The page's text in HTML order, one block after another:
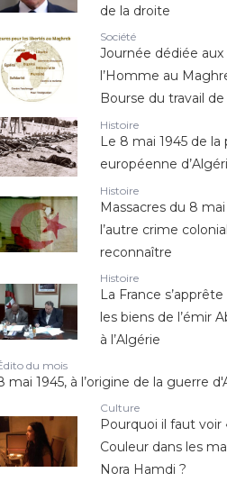
de la droite
Société
Journée dédiée
l’Homme au
Bourse du travail de
Histoire
Le 8 mai 1945 de la
européenne
Histoire
Massacres du 8 mai
l’autre crime
reconnaître
Histoire
La France
les biens de l’émir
à l’Algérie
du mois
mai 1945, à l’origine de la guerre
Culture
Pourquoi il faut voir
Couleur dans les
Nora Hamdi ?